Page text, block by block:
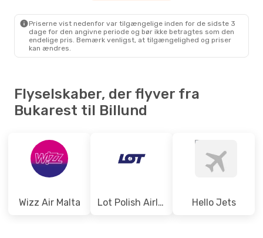
Priserne vist nedenfor var tilgængelige inden for de sidste 3
dage for den angivne periode og bør ikke betragtes som den
endelige pris. Bemærk venligst, at tilgængelighed og priser
kan ændres.
Flyselskaber, der flyver fra
Bukarest til Billund
Wizz Air Malta Lot Polish Airlines Hello Jets